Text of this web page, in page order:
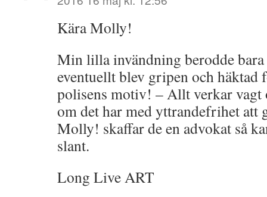
Kära Molly!
Min lilla invändning berodde bara
eventuellt blev gripen och häktad
polisens motiv! – Allt verkar
om det har med yttrandefrihet att
Molly! skaffar de en advokat så
slant.
Long Live ART